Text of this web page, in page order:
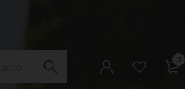
0